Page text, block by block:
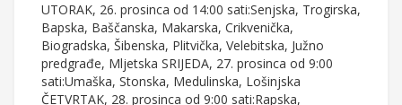
UTORAK, 26. prosinca od 14:00 sati:Senjska, Trogirska,
Bapska, Baščanska, Makarska, Crikvenička,
Biogradska, Šibenska, Plitvička, Velebitska, Južno
predgrađe, Mljetska SRIJEDA, 27. prosinca od 9:00
sati:Umaška, Stonska, Medulinska, Lošinjska
ČETVRTAK, 28. prosinca od 9:00 sati:Rapska,